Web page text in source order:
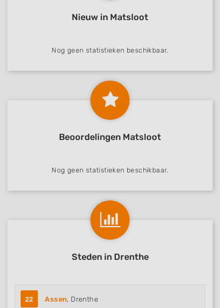
Nieuw in Matsloot
Nog geen statistieken beschikbaar.
Beoordelingen Matsloot
Nog geen statistieken beschikbaar.
Steden in Drenthe
22 Assen, Drenthe